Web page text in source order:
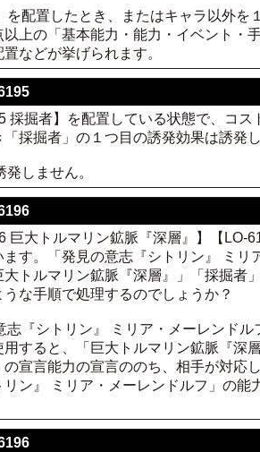
を配置したとき、またはキャラ以外
以上の「基本能力・能力・イベント・
などが挙げられます。
採掘者】を配置している状態で、コ
「採掘者」の１つ目の誘発効果は誘発
しません。
巨大トルマリン鉱脈『深層』】【LO-
ます。「発見の意志『シトリン』 ミ
大トルマリン鉱脈『深層』」「採掘者
な手順で処理するのでしょうか？
志『シトリン』 ミリア・メーレンド
用すると、「巨大トルマリン鉱脈『深
の宣言能力の宣言ののち、相手が対応
リン』 ミリア・メーレンドルフ」の